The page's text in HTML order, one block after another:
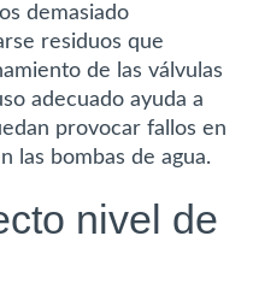
demasiado
residuos que
de las válvulas
adecuado ayuda a
provocar fallos en
las bombas de agua.
nivel de